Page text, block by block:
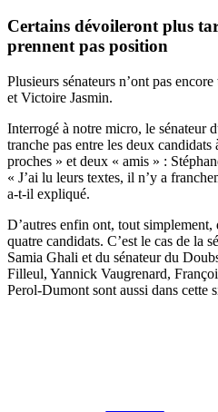
Certains dévoileront plus
prennent pas position
Plusieurs sénateurs n’ont pas
et Victoire Jasmin.
Interrogé à notre micro, le sénateur
tranche pas entre les deux
proches » et deux « amis » :
« J’ai lu leurs textes, il n’y a
a-t-il expliqué.
D’autres enfin ont, tout simplement,
quatre candidats. C’est le cas de la
Samia Ghali et du sénateur du
Filleul, Yannick Vaugrenard,
Perol-Dumont sont aussi dans cette